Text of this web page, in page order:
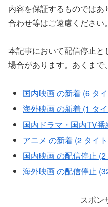
内容を保証するものでは
合わせ等はご遠慮ください。
本記事において配信停止
場合があります。あくまで
国内映画 の新着 (6 タ
海外映画 の新着 (1 タ
国内ドラマ・国内TV
アニメ の新着 (2 タイ
国内映画 の配信停止
海外映画 の配信停止
スポン